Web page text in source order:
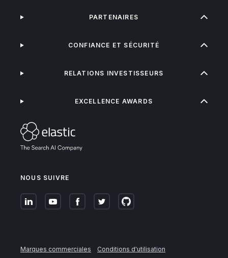
NOUS SUIVRE
PARTENAIRES
CONFIANCE ET SÉCURITÉ
RELATIONS INVESTISSEURS
EXCELLENCE AWARDS
Marques commerciales
Conditions d'utilisation